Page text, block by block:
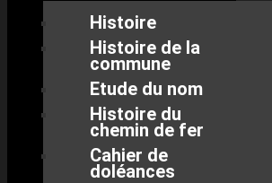
Histoire
Histoire de la
commune
Etude du nom
Histoire du
chemin de fer
Cahier de
doléances